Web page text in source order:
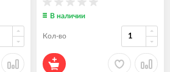
В наличии
Кол-во